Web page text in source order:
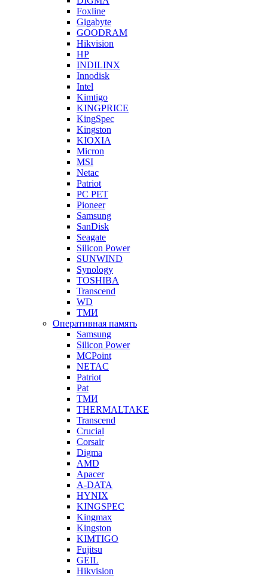
Foxline
Gigabyte
GOODRAM
Hikvision
HP
INDILINX
Innodisk
Intel
Kimtigo
KINGPRICE
KingSpec
Kingston
KIOXIA
Micron
MSI
Netac
Patriot
PC PET
Pioneer
Samsung
SanDisk
Seagate
Silicon Power
SUNWIND
Synology
TOSHIBA
Transcend
WD
ТМИ
Оперативная память
Samsung
Silicon Power
MCPoint
NETAC
Patriot
Pat
ТМИ
THERMALTAKE
Transcend
Crucial
Corsair
Digma
AMD
Apacer
A-DATA
HYNIX
KINGSPEC
Kingmax
Kingston
KIMTIGO
Fujitsu
GEIL
Hikvision